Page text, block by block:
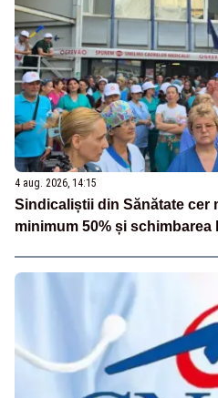
4 aug. 2026, 14:15
Sindicaliștii din Sănătate cer
minimum 50% și schimbarea